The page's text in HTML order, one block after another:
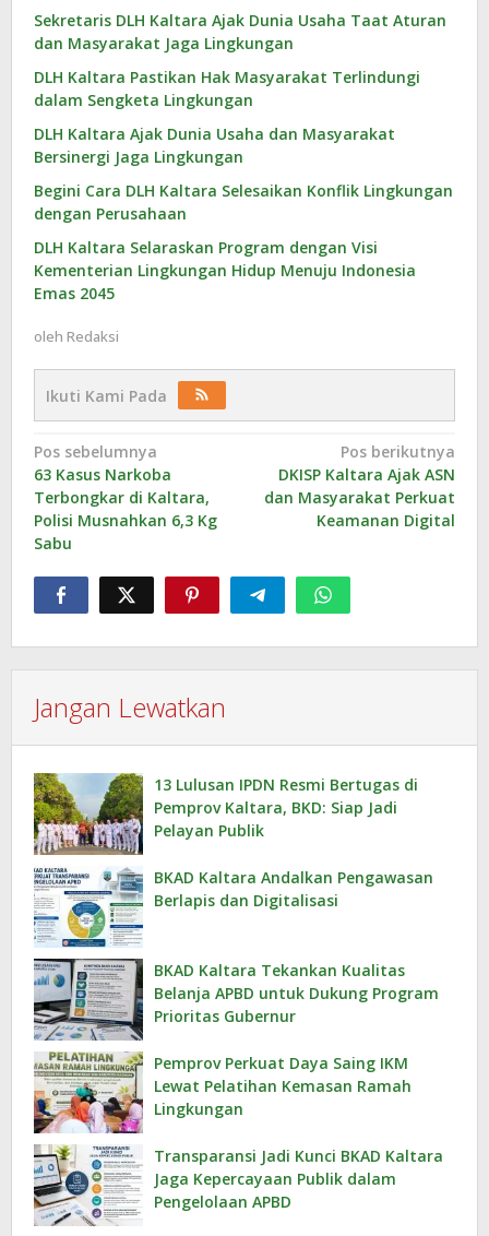
Sekretaris DLH Kaltara Ajak Dunia Usaha Taat Aturan
dan Masyarakat Jaga Lingkungan
DLH Kaltara Pastikan Hak Masyarakat Terlindungi
dalam Sengketa Lingkungan
DLH Kaltara Ajak Dunia Usaha dan Masyarakat
Bersinergi Jaga Lingkungan
Begini Cara DLH Kaltara Selesaikan Konflik Lingkungan
dengan Perusahaan
DLH Kaltara Selaraskan Program dengan Visi
Kementerian Lingkungan Hidup Menuju Indonesia
Emas 2045
oleh Redaksi
Ikuti Kami Pada
Navigasi
pos
Pos sebelumnya
63 Kasus Narkoba
Terbongkar di Kaltara,
Polisi Musnahkan 6,3 Kg
Sabu
Pos berikutnya
DKISP Kaltara Ajak ASN
dan Masyarakat Perkuat
Keamanan Digital
Jangan Lewatkan
13 Lulusan IPDN Resmi Bertugas di
Pemprov Kaltara, BKD: Siap Jadi
Pelayan Publik
BKAD Kaltara Andalkan Pengawasan
Berlapis dan Digitalisasi
BKAD Kaltara Tekankan Kualitas
Belanja APBD untuk Dukung Program
Prioritas Gubernur
Pemprov Perkuat Daya Saing IKM
Lewat Pelatihan Kemasan Ramah
Lingkungan
Transparansi Jadi Kunci BKAD Kaltara
Jaga Kepercayaan Publik dalam
Pengelolaan APBD